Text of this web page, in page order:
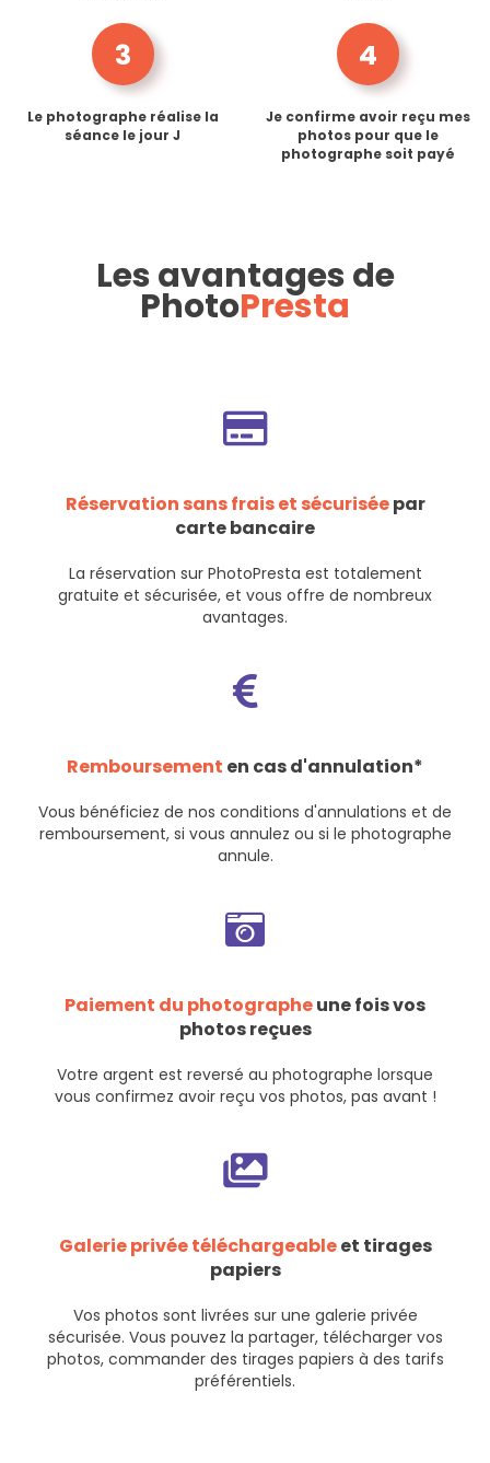
3
Le photographe réalise la
séance le jour J
4
Je confirme avoir reçu mes
photos pour que le
photographe soit payé
Les avantages de
PhotoPresta
Réservation sans frais et sécuriséepar
carte bancaire
La réservation sur PhotoPresta est totalement
gratuite et sécurisée, et vous offre de nombreux
avantages.
Remboursement en cas d'annulation*
Vous bénéficiez de nos conditions d'annulations et de
remboursement, si vous annulez ou si le photographe
annule.
Paiement du photographeune fois vos
photos reçues
Votre argent est reversé au photographe lorsque
vous confirmez avoir reçu vos photos, pas avant !
Galerie privée téléchargeableet tirages
papiers
Vos photos sont livrées sur une galerie privée
sécurisée. Vous pouvez la partager, télécharger vos
photos, commander des tirages papiers à des tarifs
préférentiels.